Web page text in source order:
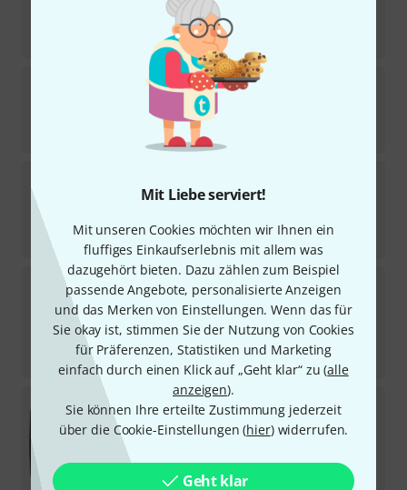
Mit Liebe serviert!
Mit unseren Cookies möchten wir Ihnen ein
fluffiges Einkaufserlebnis mit allem was
dazugehört bieten. Dazu zählen zum Beispiel
passende Angebote, personalisierte Anzeigen
und das Merken von Einstellungen. Wenn das für
Sie okay ist, stimmen Sie der Nutzung von Cookies
für Präferenzen, Statistiken und Marketing
einfach durch einen Klick auf „Geht klar“ zu (alle
anzeigen).
Sie können Ihre erteilte Zustimmung jederzeit
über die Cookie-Einstellungen (hier) widerrufen.
Geht klar
UVP:67,90 €
Sennheiser MAT 133-S B
Sofort lieferbar
Sofort lieferbar
119€
K&M 23840 Microphone Arm
69
Sofort lieferbar
58€
UVP: 84,90 €
-32%
Gravity T WB 431 T B
Sofort lieferbar
139
UVP:195,24 €